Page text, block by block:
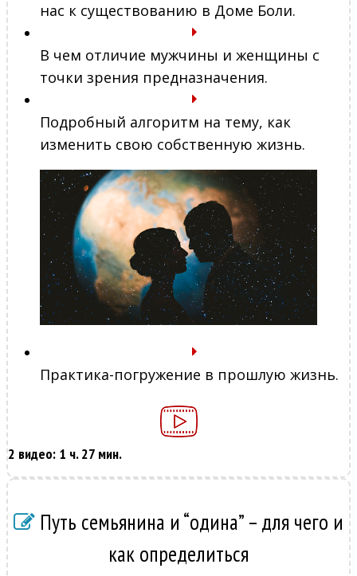
нас к существованию в Доме Боли.
В чем отличие мужчины и женщины с
точки зрения предназначения.
Подробный алгоритм на тему, как
изменить свою собственную жизнь.
Практика-погружение в прошлую жизнь.
2 видео: 1 ч. 27 мин.
Путь семьянина и “одина” – для чего и
как определиться